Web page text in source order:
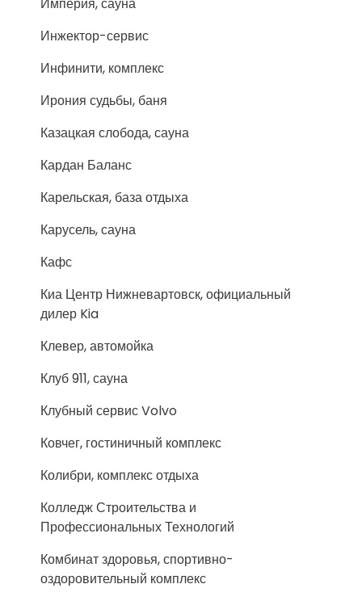
Инжектор-сервис
Инфинити, комплекс
Ирония судьбы, баня
Казацкая слобода, сауна
Кардан Баланс
Карельская, база отдыха
Карусель, сауна
Кафс
Киа Центр Нижневартовск, официальный
дилер Kia
Клевер, автомойка
Клуб 911, сауна
Клубный сервис Volvo
Ковчег, гостиничный комплекс
Колибри, комплекс отдыха
Колледж Строительства и
Профессиональных Технологий
Комбинат здоровья, спортивно-
оздоровительный комплекс